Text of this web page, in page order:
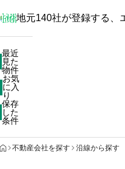
地元140社が登録する、
最近
見た
物件
お気
に入
り
保存
した
条件
HOME
不動産会社を探す 沿線から探す